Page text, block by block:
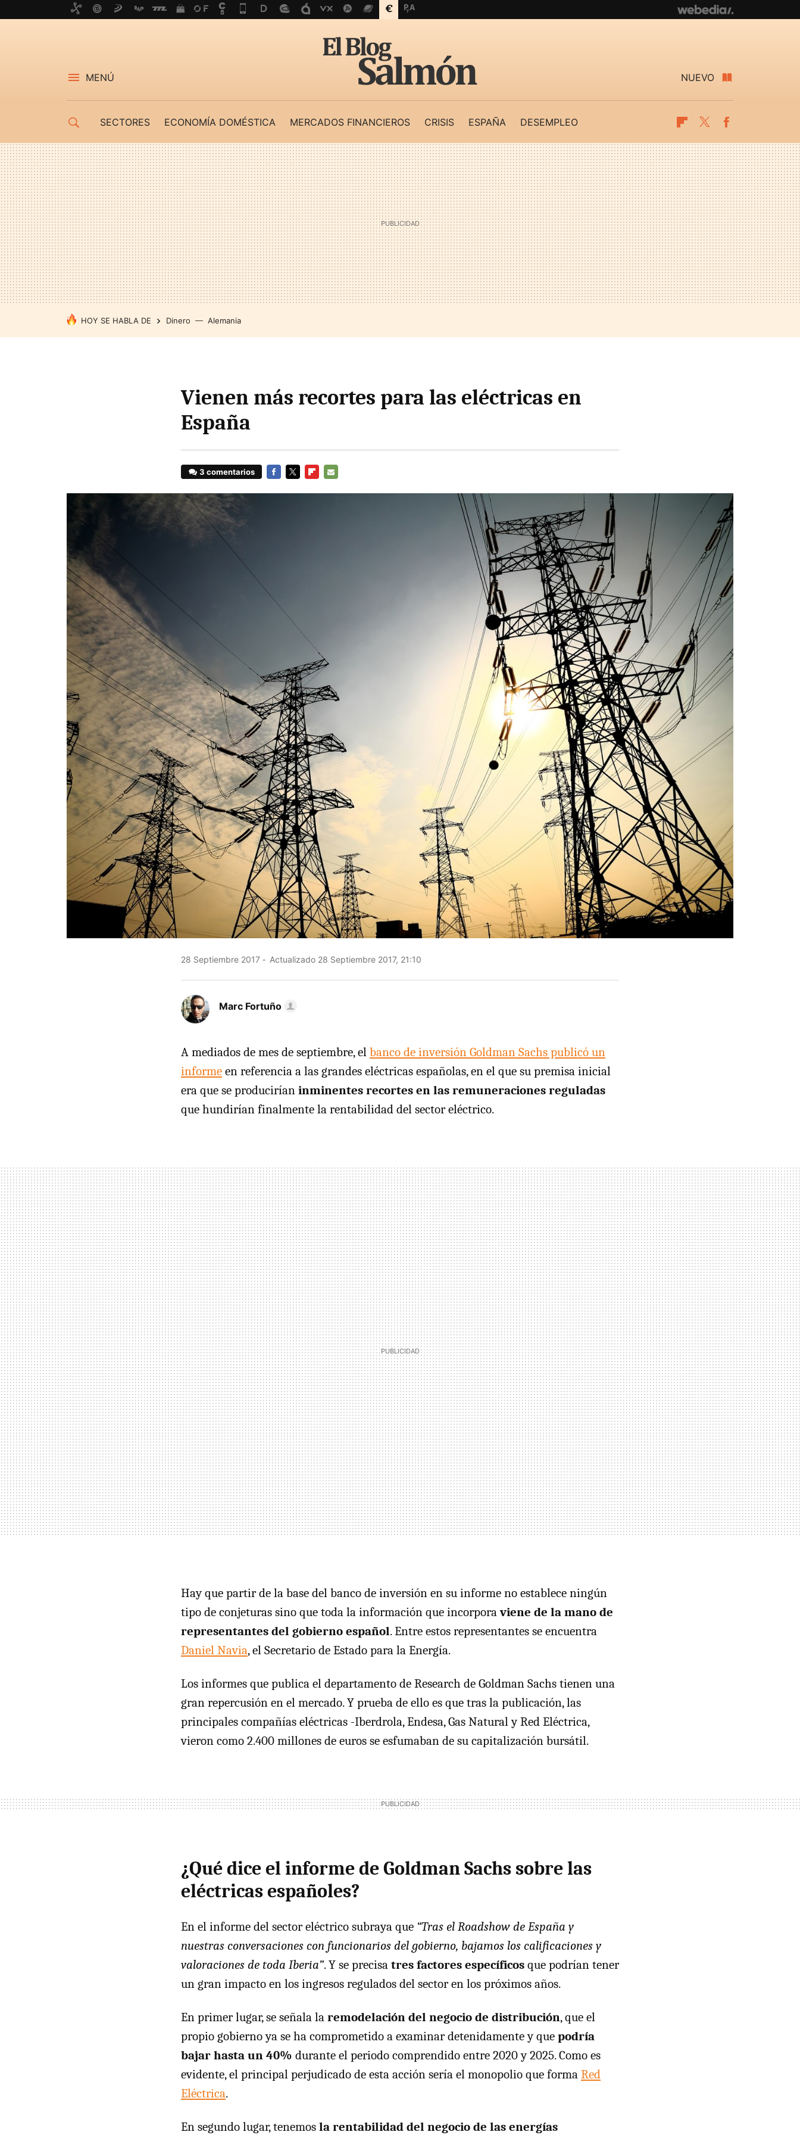
MENÚ NUEVO
SECTORES ECONOMÍA DOMÉSTICA MERCADOS FINANCIEROS CRISIS ESPAÑA DESEMPLEO Flipboard
Twitter
HOY SE HABLA DE Dinero Alemania
Vienen más recortes para las eléctricas en
España
3 comentarios
28 Septiembre 2017 Actualizado 28 Septiembre 2017, 21:10
Marc Fortuño
A mediados de mes de septiembre, el banco de inversión Goldman Sachs publicó un
informe en referencia a las grandes eléctricas españolas, en el que su premisa inicial
era que se producirían inminentes recortes en las remuneraciones reguladas
que hundirían finalmente la rentabilidad del sector eléctrico.
Hay que partir de la base del banco de inversión en su informe no establece ningún
tipo de conjeturas sino que toda la información que incorporaviene de la mano de
representantes del gobierno español. Entre estos representantes se encuentra
Daniel Navia, el Secretario de Estado para la Energía.
Los informes que publica el departamento de Research de Goldman Sachs tienen una
gran repercusión en el mercado. Y prueba de ello es que tras la publicación, las
principales compañías eléctricas -Iberdrola, Endesa, Gas Natural y Red Eléctrica,
vieron como 2.400 millones de euros se esfumaban de su capitalización bursátil.
¿Qué dice el informe de Goldman Sachs sobre las
eléctricas españoles?
En el informe del sector eléctrico subraya que “Tras el Roadshow de España y
nuestras conversaciones con funcionarios del gobierno, bajamos los calificaciones y
valoraciones de toda Iberia”. Y se precisa tres factores específicos que podrían tener
un gran impacto en los ingresos regulados del sector en los próximos años.
En primer lugar, se señala la remodelación del negocio de distribución, que el
propio gobierno ya se ha comprometido a examinar detenidamente y que podría
bajar hasta un 40% durante el periodo comprendido entre 2020 y 2025. Como es
evidente, el principal perjudicado de esta acción sería el monopolio que forma Red
Eléctrica.
En segundo lugar, tenemos la rentabilidad del negocio de las energías